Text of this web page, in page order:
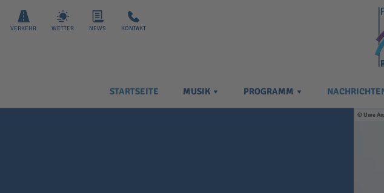
VERKEHR WETTER NEWS KONTAKT
STARTSEITE MUSIK PROGRAMM
Uwe